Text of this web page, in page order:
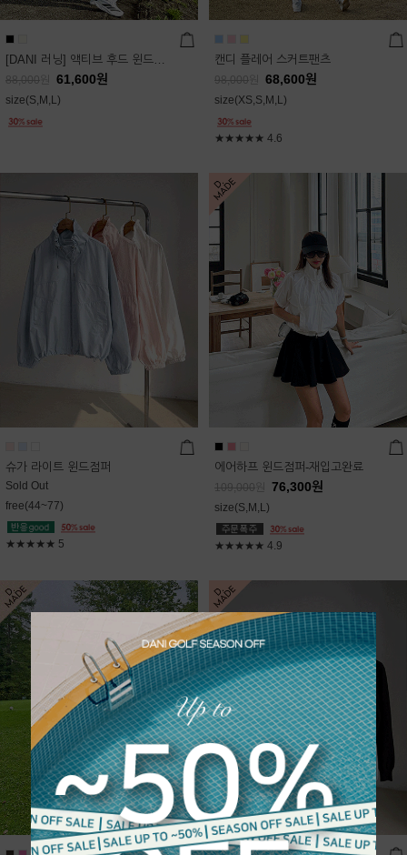
[DANI 러닝] 액티브 후드 윈드점퍼
88,000 61,600원
size(S,M,L)
캔디 플레어 스커트팬츠
98,000 68,600원
size(XS,S,M,L)
★★★★★ 4.6
슈가 라이트 윈드점퍼
Sold Out
free(44~77)
★★★★★ 5
에어하프 윈드점퍼-재입고완료
109,000 76,300원
size(S,M,L)
★★★★★ 4.9